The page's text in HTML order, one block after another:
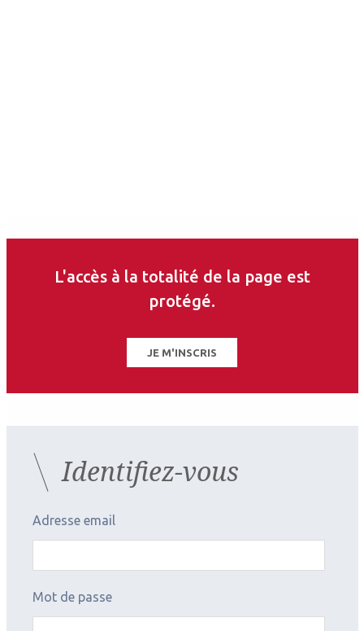
L'accès à la totalité de la page est
protégé.
JE M'INSCRIS
Identifiez-vous
Adresse email
Mot de passe